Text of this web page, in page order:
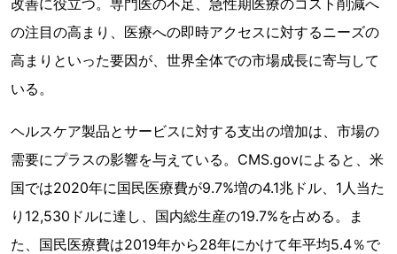
改善に役立つ。専門医の不足、急性期医療のコスト削減へ
の注目の高まり、医療への即時アクセスに対するニーズの
高まりといった要因が、世界全体での市場成長に寄与して
いる。
ヘルスケア製品とサービスに対する支出の増加は、市場の
需要にプラスの影響を与えている。CMS.govによると、米
国では2020年に国民医療費が9.7%増の4.1兆ドル、1人当た
り12,530ドルに達し、国内総生産の19.7%を占める。ま
た、国民医療費は2019年から28年にかけて年平均5.4％で